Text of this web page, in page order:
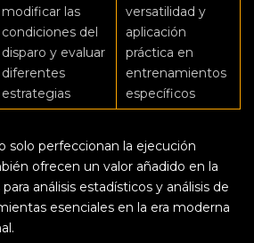
modificar las
condiciones del
disparo y evaluar
diferentes
estrategias
versatilidad y
aplicación
práctica en
entrenamientos
específicos
solo perfeccionan la ejecución
ofrecen un valor añadido en la
análisis estadísticos y análisis de
esenciales en la era moderna